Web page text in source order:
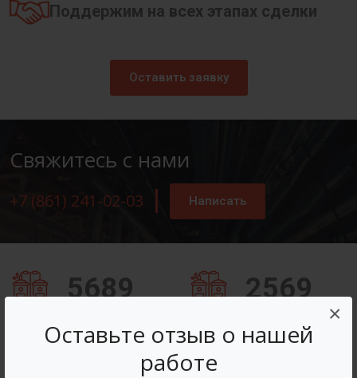
Оставьте отзыв о нашей
работе
×
Поддержим на всех этапах сделки
Оставить заявку
Свяжитесь с нами
+7 (861) 241-02-03 Написать
5689 2569